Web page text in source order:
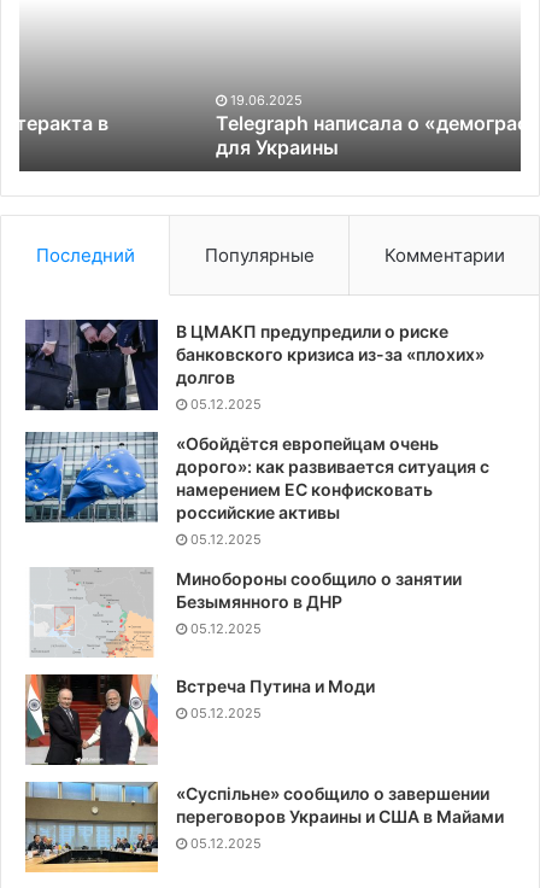
Telegraph написала о «демографической бомбе»
Последний Популярные Комментарии
В ЦМАКП предупредили о риске
банковского кризиса из-за «плохих»
долгов
05.12.2025
«Обойдётся европейцам очень
дорого»: как развивается ситуация с
намерением ЕС конфисковать
российские активы
05.12.2025
Минобороны сообщило о занятии
Безымянного в ДНР
05.12.2025
Встреча Путина и Моди
05.12.2025
«Суспiльне» сообщило о завершении
переговоров Украины и США в Майами
05.12.2025